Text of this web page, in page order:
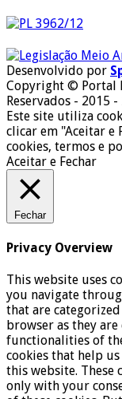
Desenvolvido por
Copyright © Portal
Reservados - 2015 -
Este site utiliza
clicar em "Aceitar e
cookies, termos e
Aceitar e Fechar
Fechar
Privacy Overview
This website uses
you navigate
that are
browser as they
functionalities of
cookies that help
this website.
only with your